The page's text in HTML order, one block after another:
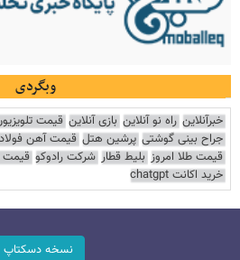
وبگردی
خبرآنلاین راه نو آنلاین بازی آنلاین قیمت
جراح بینی گوشتی پرشین هتل قیمت آهن فولاد
قیمت طلا امروز بلیط قطار شرکت رادوکو قیمت
خرید اکانت chatgpt
نسخه دسکتاپ